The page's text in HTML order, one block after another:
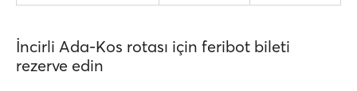
İncirli Ada-Kos rotası için feribot bileti
rezerve edin